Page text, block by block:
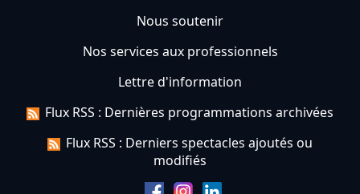
Nous soutenir
Nos services aux professionnels
Lettre d'information
Flux RSS : Dernières programmations archivées
Flux RSS : Derniers spectacles ajoutés ou
modifiés